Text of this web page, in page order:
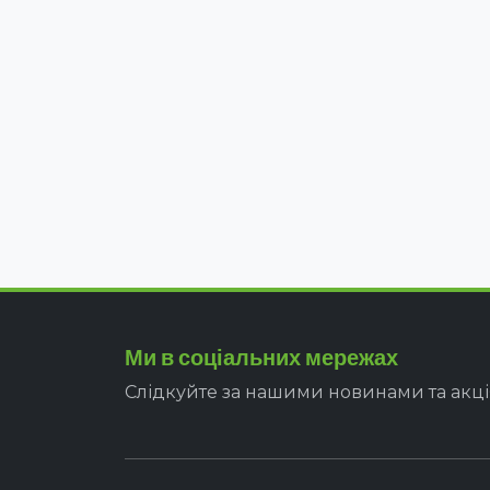
Ми в соціальних мережах
Слідкуйте за нашими новинами та